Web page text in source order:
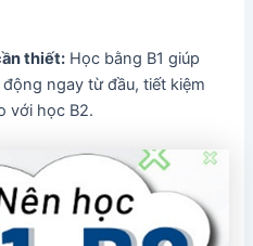
thiết: Học bằng B1 giúp
ngay từ đầu, tiết kiệm
với học B2.